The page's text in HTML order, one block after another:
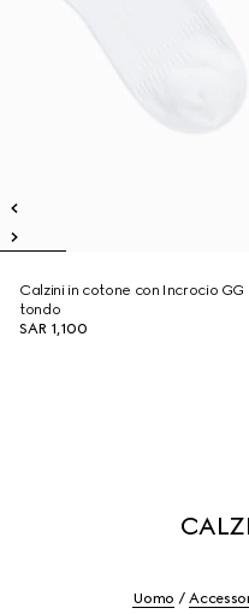
Calzini in cotone con Incrocio GG
tondo
SAR 1,100
Uomo